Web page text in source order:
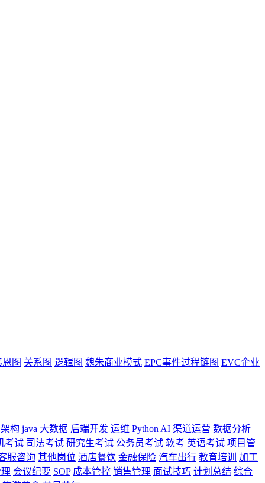
恩图 关系图 逻辑图 魏朱商业模式 EPC事件过程链图 EVC企业
架构 java 大数据 后端开发 运维 Python AI 渠道运营 数据分析
考试 司法考试 研究生考试 公务员考试 软考 英语考试 项目管
服咨询 其他岗位 酒店餐饮 金融保险 汽车出行 教育培训
加工
会议纪要 SOP 成本管控 销售管理 面试技巧 计划总结 综合